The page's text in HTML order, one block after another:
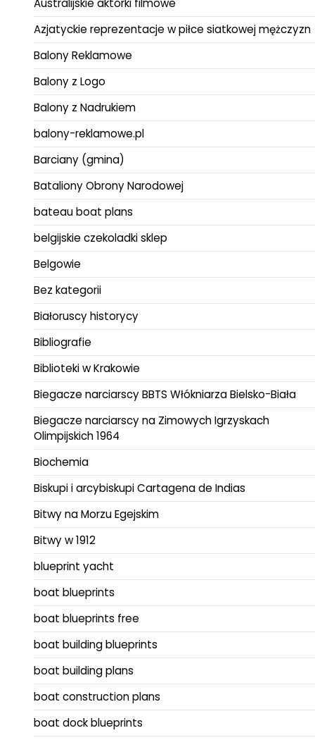
Australijskie aktorki filmowe
Azjatyckie reprezentacje w piłce siatkowej mężczyzn
Balony Reklamowe
Balony z Logo
Balony z Nadrukiem
balony-reklamowe.pl
Barciany (gmina)
Bataliony Obrony Narodowej
bateau boat plans
belgijskie czekoladki sklep
Belgowie
Bez kategorii
Białoruscy historycy
Bibliografie
Biblioteki w Krakowie
Biegacze narciarscy BBTS Włókniarza Bielsko-Biała
Biegacze narciarscy na Zimowych Igrzyskach
Olimpijskich 1964
Biochemia
Biskupi i arcybiskupi Cartagena de Indias
Bitwy na Morzu Egejskim
Bitwy w 1912
blueprint yacht
boat blueprints
boat blueprints free
boat building blueprints
boat building plans
boat construction plans
boat dock blueprints